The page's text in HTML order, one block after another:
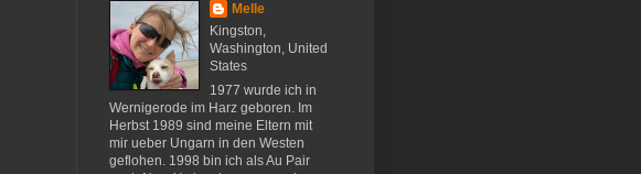
Melle
Kingston,
Washington, United
States
1977 wurde ich in
Wernigerode im Harz geboren. Im
Herbst 1989 sind meine Eltern mit
mir ueber Ungarn in den Westen
geflohen. 1998 bin ich als Au Pair